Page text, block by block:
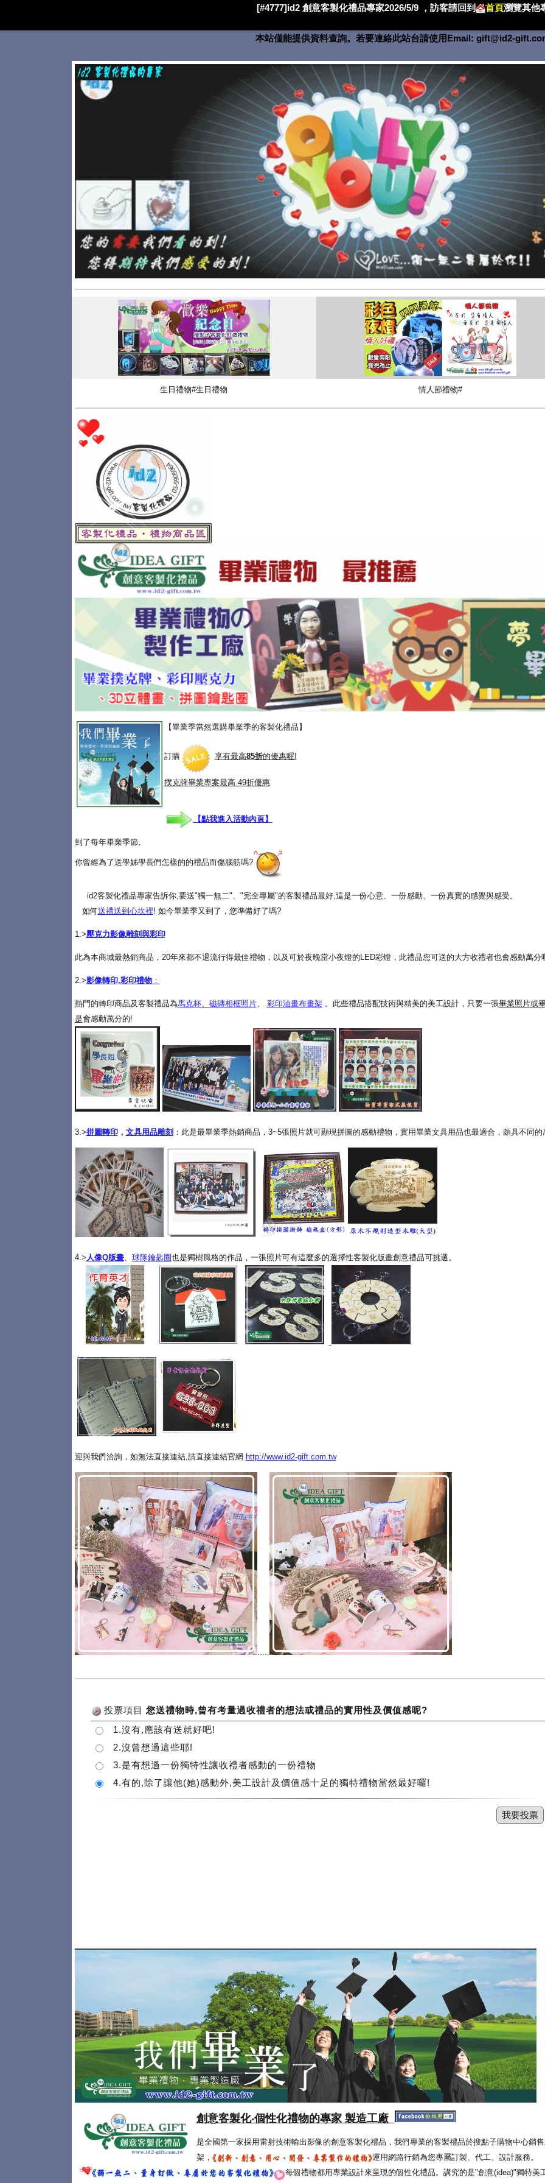
[#4777]id2 創意客製化禮品專家2026/5/9 ，訪客請回到 首頁瀏覽其他
本站僅能提供資料查詢。若要連絡此站台請使用Email: gift@id2-
生日禮物#生日禮物 情人節禮物#
【畢業季當然選購畢業季的客製化禮品】
訂購 享有最高85折的優惠喔!
撲克牌畢業專案最高 49折優惠
【點我進入活動內頁】
到了每年畢業季節,
你曾經為了送學姊學長們怎樣的的禮品而傷腦筋嗎?
id2客製化禮品專家告訴你,要送"獨一無二"、"完全專屬"的客製禮品最好,這是一份心意、一份感動、一份真實的感覺與感受。
如何送禮送到心坎裡! 如今畢業季又到了，您準備好了嗎?
1.>壓克力影像雕刻與彩印
此為本商城最熱銷商品，20年來都不退流行得最佳禮物，以及可於夜晚當小夜燈的LED彩燈，此禮品您可送的大方收禮者也會感動萬分
2.>影像轉印,彩印禮物：
熱門的轉印商品及客製禮品為馬克杯、 磁磚相框照片、 彩印油畫布畫架 。此些禮品搭配技術與精美的美工設計，只要一張畢業照片或
是會感動萬分的!
3.>拼圖轉印， 文具用品雕刻 ：此是最畢業季熱銷商品，3~5張照片就可顯現拼圖的感動禮物，實用畢業文具用品也最適合，頗具不同
4.> 人像Q版畫、 球隊鑰匙圈也是獨樹風格的作品，一張照片可有這麼多的選擇性客製化版畫創意禮品可挑選。
迎與我們洽詢，如無法直接連結,請直接連結官網 http://www.id2-gift.com.tw
.....
創意客製化‧個性化禮物的專家 製造工廠
是全國第一家採用雷射技術輸出影像的創意客製化禮品，我們專業的客製禮品於搜點子購物中心銷
架，
運用網路行銷為您專屬訂製、代工、設計服務。
每個禮物都用專業設計來呈現的個性化禮品。講究的是"創意(idea)"獨特美